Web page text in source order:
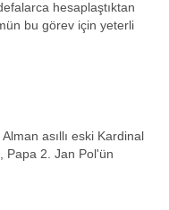
hesaplaştıktan
bu görev için yeterli
asıllı eski Kardinal
Papa 2. Jan Pol'ün